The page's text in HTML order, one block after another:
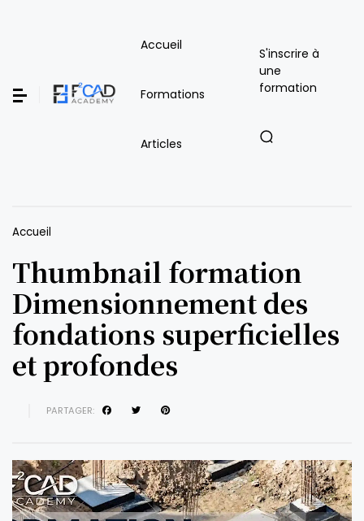
Accueil
Formations
Articles
S'inscrire à
une
formation
Accueil
Thumbnail formation
Dimensionnement des
fondations superficielles
et profondes
PARTAGER: